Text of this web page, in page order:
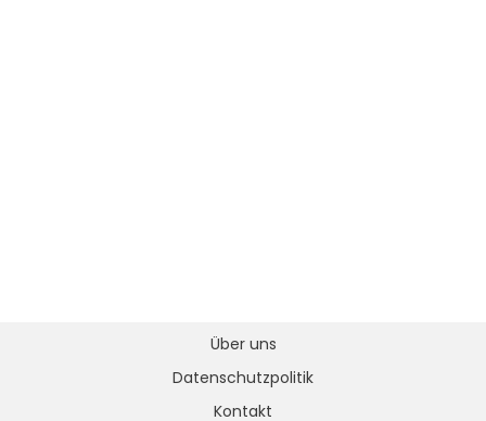
Über uns
Datenschutzpolitik
Kontakt